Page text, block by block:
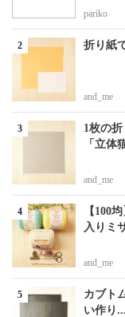
pariko
折り紙
and_me
1枚の
「立体
and_me
【100
入りミ
and_me
カブト
い作り...